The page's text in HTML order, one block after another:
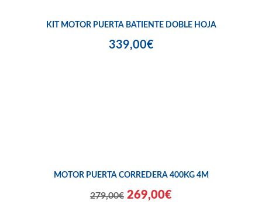
KIT MOTOR PUERTA BATIENTE DOBLE HOJA
339,00€
MOTOR PUERTA CORREDERA 400KG 4M
279,00€ 269,00€